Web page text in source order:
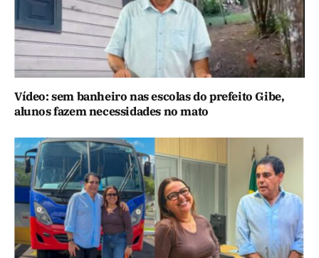
Vídeo: sem banheiro nas escolas do prefeito Gibe,
alunos fazem necessidades no mato